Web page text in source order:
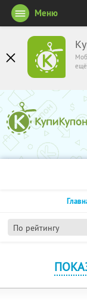
Меню
По рейтингу